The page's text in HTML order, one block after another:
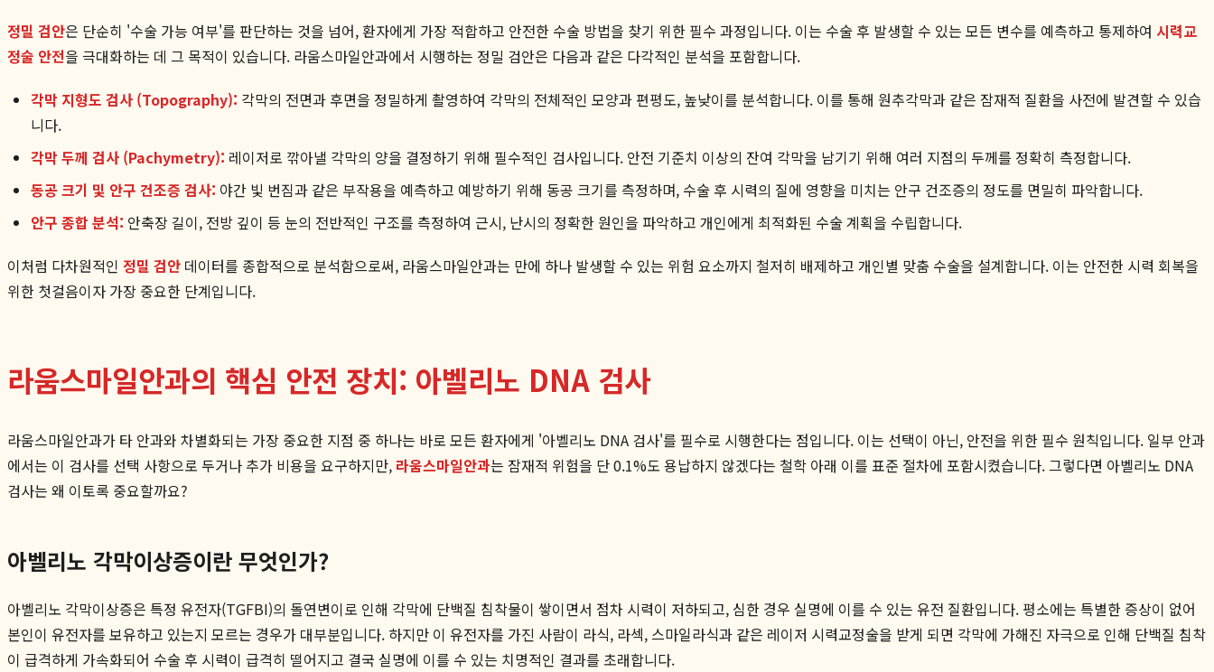
정밀 검안은 단순히 '수술 가능 여부'를 판단하는 것을 넘어, 환자에게 가장 적합하고 안전한 수술 방법을 찾기 위한 필수 과정입니다. 이는 수술 후 발생할 수 있는 모든 변수를 예측하고 통제하여 시력교
정술 안전을 극대화하는 데 그 목적이 있습니다. 라움스마일안과에서 시행하는 정밀 검안은 다음과 같은 다각적인 분석을 포함합니다.
각막 지형도 검사 (Topography): 각막의 전면과 후면을 정밀하게 촬영하여 각막의 전체적인 모양과 편평도, 높낮이를 분석합니다. 이를 통해 원추각막과 같은 잠재적 질환을 사전에 발견할 수 있습
니다.
각막 두께 검사 (Pachymetry): 레이저로 깎아낼 각막의 양을 결정하기 위해 필수적인 검사입니다. 안전 기준치 이상의 잔여 각막을 남기기 위해 여러 지점의 두께를 정확히 측정합니다.
동공 크기 및 안구 건조증 검사: 야간 빛 번짐과 같은 부작용을 예측하고 예방하기 위해 동공 크기를 측정하며, 수술 후 시력의 질에 영향을 미치는 안구 건조증의 정도를 면밀히 파악합니다.
안구 종합 분석: 안축장 길이, 전방 깊이 등 눈의 전반적인 구조를 측정하여 근시, 난시의 정확한 원인을 파악하고 개인에게 최적화된 수술 계획을 수립합니다.
이처럼 다차원적인 정밀 검안 데이터를 종합적으로 분석함으로써, 라움스마일안과는 만에 하나 발생할 수 있는 위험 요소까지 철저히 배제하고 개인별 맞춤 수술을 설계합니다. 이는 안전한 시력 회복을
위한 첫걸음이자 가장 중요한 단계입니다.
라움스마일안과의 핵심 안전 장치: 아벨리노 DNA 검사
라움스마일안과가 타 안과와 차별화되는 가장 중요한 지점 중 하나는 바로 모든 환자에게 '아벨리노 DNA 검사'를 필수로 시행한다는 점입니다. 이는 선택이 아닌, 안전을 위한 필수 원칙입니다. 일부 안과
에서는 이 검사를 선택 사항으로 두거나 추가 비용을 요구하지만, 라움스마일안과는 잠재적 위험을 단 0.1%도 용납하지 않겠다는 철학 아래 이를 표준 절차에 포함시켰습니다. 그렇다면 아벨리노 DNA
검사는 왜 이토록 중요할까요?
아벨리노 각막이상증이란 무엇인가?
아벨리노 각막이상증은 특정 유전자(TGFBI)의 돌연변이로 인해 각막에 단백질 침착물이 쌓이면서 점차 시력이 저하되고, 심한 경우 실명에 이를 수 있는 유전 질환입니다. 평소에는 특별한 증상이 없어
본인이 유전자를 보유하고 있는지 모르는 경우가 대부분입니다. 하지만 이 유전자를 가진 사람이 라식, 라섹, 스마일라식과 같은 레이저 시력교정술을 받게 되면 각막에 가해진 자극으로 인해 단백질 침착
이 급격하게 가속화되어 수술 후 시력이 급격히 떨어지고 결국 실명에 이를 수 있는 치명적인 결과를 초래합니다.